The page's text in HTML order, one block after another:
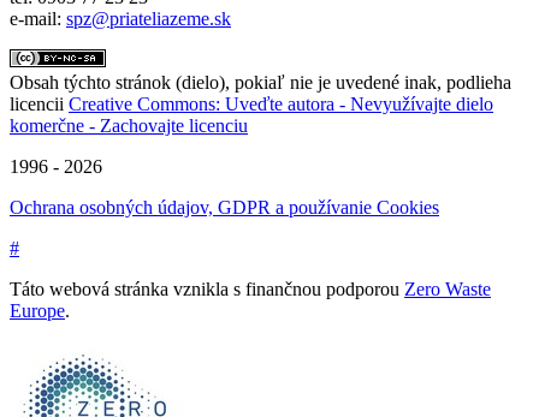
e-mail: spz@priateliazeme.sk
Obsah týchto stránok (dielo), pokiaľ nie je uvedené inak, podlieha
licencii Creative Commons: Uveďte autora - Nevyužívajte dielo
komerčne - Zachovajte licenciu
1996 - 2026
Ochrana osobných údajov, GDPR a používanie Cookies
#
Táto webová stránka vznikla s finančnou podporou Zero Waste
Europe.